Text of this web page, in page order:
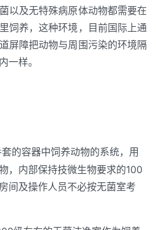
以及无特殊病原体动物都需要在
饲养，这种环境，目前国际上通
屏障把动物与周围污染的环境隔
一样。
的容器中饲养动物的系统，用
，内部保持技微生物要求的100
间及操作人员不必按无菌室考